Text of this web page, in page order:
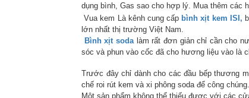
dụng bình, Gas sao cho hợp lý. Mua thêm các
Vua kem Là kênh cung cấp bình xịt kem ISI,
lớn nhất thị trường Việt Nam.
Bình xịt sodalàm rất đơn giản chỉ cần cho
sóc và phun vào cốc đã cho hương liệu vào là
Trước đây chỉ dành cho các đầu bếp thương
chế roi rút kem và xi phông soda để công chúng.
Một sản phẩm không thể thiếu được với các